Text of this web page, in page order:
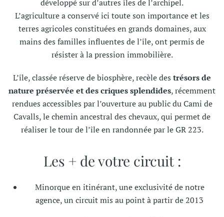
développé sur d’autres îles de l’archipel.
L’agriculture a conservé ici toute son importance et les
terres agricoles constituées en grands domaines, aux
mains des familles influentes de l’île, ont permis de
résister à la pression immobilière.
L’île, classée réserve de biosphère, recèle des trésors de
nature préservée et des criques splendides, récemment
rendues accessibles par l’ouverture au public du Cami de
Cavalls, le chemin ancestral des chevaux, qui permet de
réaliser le tour de l’île en randonnée par le GR 223.
Les + de votre circuit :
Minorque en itinérant, une exclusivité de notre
agence, un circuit mis au point à partir de 2013